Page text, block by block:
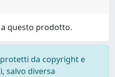
questo prodotto.
da copyright e
salvo diversa